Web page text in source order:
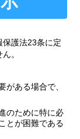
保護法23条に定
。
がある場合で、
のために特に必
とが困難である